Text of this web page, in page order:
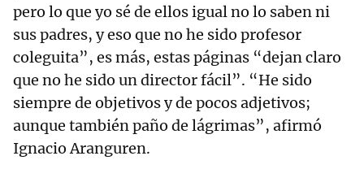
pero lo que yo sé de ellos igual no lo saben ni
sus padres, y eso que no he sido profesor
coleguita”, es más, estas páginas “dejan claro
que no he sido un director fácil”. “He sido
siempre de objetivos y de pocos adjetivos;
aunque también paño de lágrimas”, afirmó
Ignacio Aranguren.